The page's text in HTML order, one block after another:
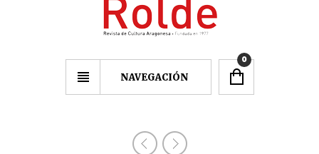
NAVEGACIÓN
0